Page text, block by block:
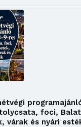
foci,
várak és nyári